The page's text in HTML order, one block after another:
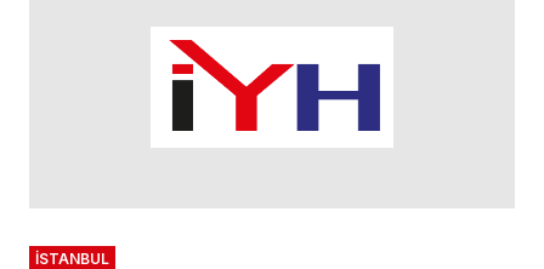
İSTANBUL